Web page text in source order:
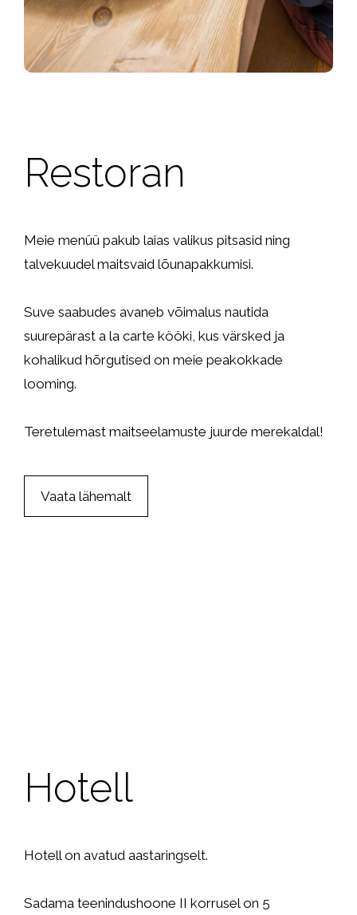
Restoran
Meie menüü pakub laias valikus pitsasid ning
talvekuudel maitsvaid lõunapakkumisi.
Suve saabudes avaneb võimalus nautida
suurepärast a la carte kööki, kus värsked ja
kohalikud hõrgutised on meie peakokkade
looming.
Teretulemast maitseelamuste juurde merekaldal!
Vaata lähemalt
Hotell
Hotell on avatud aastaringselt.
Sadama teenindushoone II korrusel on 5